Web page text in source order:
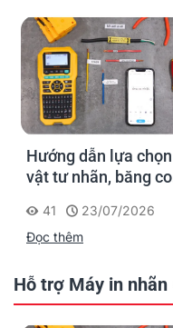
Hướng dẫn lựa chọn
vật tư nhãn, băng co
Supvan G15M Pro
41
23/07/2026
Đọc thêm
Hỗ trợ Máy in nhãn